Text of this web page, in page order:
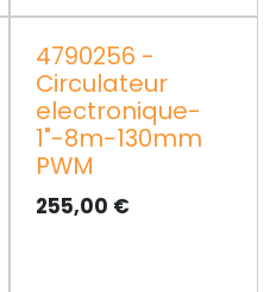
4790256 -
Circulateur
electronique-
1"-8m-130mm
PWM
255,00 €